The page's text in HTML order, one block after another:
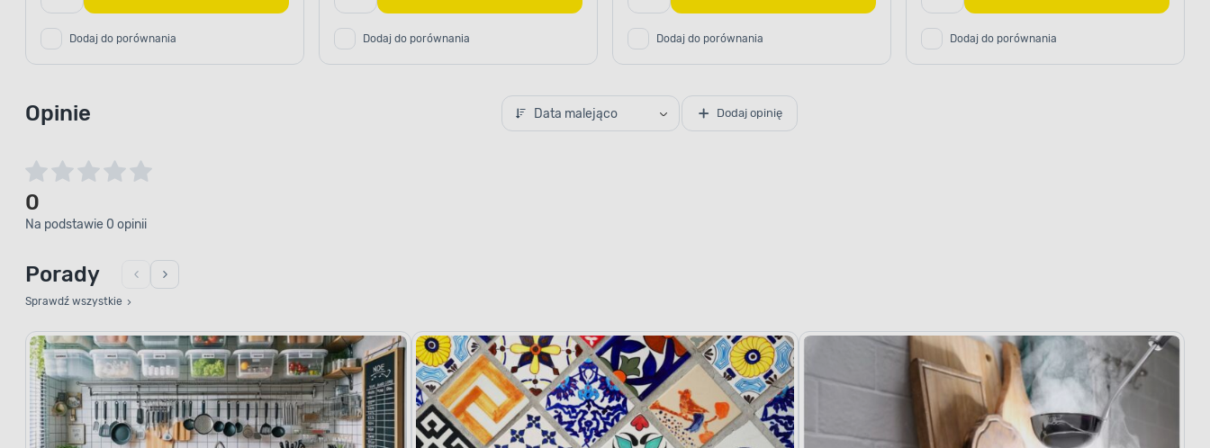
Dodaj do porównania Dodaj do porównania Dodaj do porównania Dodaj do porównania
Opinie Data malejąco Dodaj opinię
0
Na podstawie 0 opinii
Porady
Sprawdź wszystkie